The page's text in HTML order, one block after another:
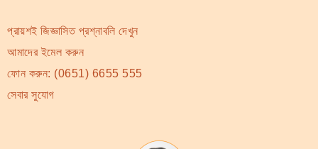
প্রায়শই জিজ্ঞাসিত প্রশ্নাবলি দেখুন
আমাদের ইমেল করুন
ফোন করুন: (0651) 6655 555
সেবার সুযোগ